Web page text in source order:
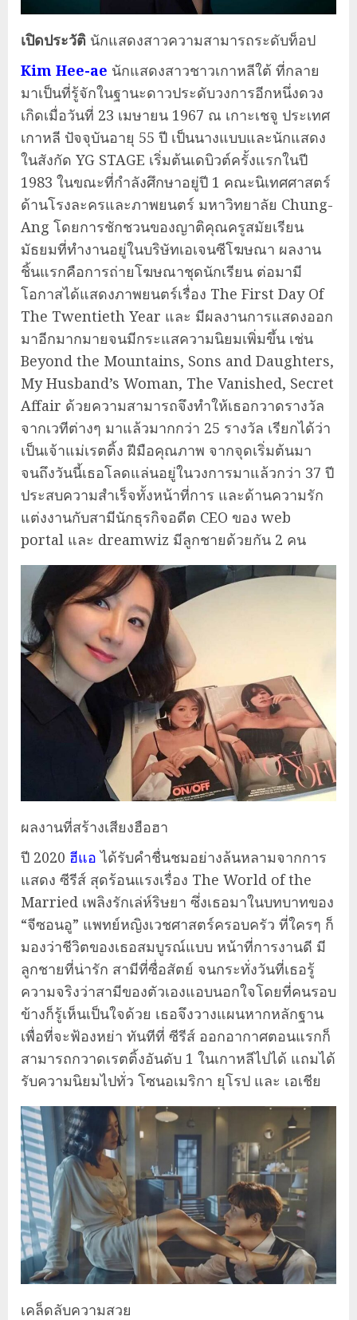
เปิดประวัติ นักแสดงสาวความสามารถระดับท็อป
Kim Hee-ae นักแสดงสาวชาวเกาหลีใต้ ที่กลาย
มาเป็นที่รู้จักในฐานะดาวประดับวงการอีกหนึ่งดวง
เกิดเมื่อวันที่ 23 เมษายน 1967 ณ เกาะเชจู ประเทศ
เกาหลี ปัจจุบันอายุ 55 ปี เป็นนางแบบและนักแสดง
ในสังกัด YG STAGE เริ่มต้นเดบิวต์ครั้งแรกในปี
1983 ในขณะที่กำลังศึกษาอยู่ปี 1 คณะนิเทศศาสตร์
ด้านโรงละครและภาพยนตร์ มหาวิทยาลัย Chung-
Ang โดยการชักชวนของญาติคุณครูสมัยเรียน
มัธยมที่ทำงานอยู่ในบริษัทเอเจนซีโฆษณา ผลงาน
ชิ้นแรกคือการถ่ายโฆษณาชุดนักเรียน ต่อมามี
โอกาสได้แสดงภาพยนตร์เรื่อง The First Day Of
The Twentieth Year และ มีผลงานการแสดงออก
มาอีกมากมายจนมีกระแสความนิยมเพิ่มขึ้น เช่น
Beyond the Mountains, Sons and Daughters,
My Husband’s Woman, The Vanished, Secret
Affair ด้วยความสามารถจึงทำให้เธอกวาดรางวัล
จากเวทีต่างๆ มาแล้วมากกว่า 25 รางวัล เรียกได้ว่า
เป็นเจ้าแม่เรตติ้ง ฝีมือคุณภาพ จากจุดเริ่มต้นมา
จนถึงวันนี้เธอโลดแล่นอยู่ในวงการมาแล้วกว่า 37 ปี
ประสบความสำเร็จทั้งหน้าที่การ และด้านความรัก
แต่งงานกับสามีนักธุรกิจอดีต CEO ของ web
portal และ dreamwiz มีลูกชายด้วยกัน 2 คน
ผลงานที่สร้างเสียงฮือฮา
ปี 2020 ฮีแอ ได้รับคำชื่นชมอย่างล้นหลามจากการ
แสดง ซีรีส์ สุดร้อนแรงเรื่อง The World of the
Married เพลิงรักเล่ห์ริษยา ซึ่งเธอมาในบทบาทของ
“จีซอนอู” แพทย์หญิงเวชศาสตร์ครอบครัว ที่ใครๆ ก็
มองว่าชีวิตของเธอสมบูรณ์แบบ หน้าที่การงานดี มี
ลูกชายที่น่ารัก สามีที่ซื่อสัตย์ จนกระทั่งวันที่เธอรู้
ความจริงว่าสามีของตัวเองแอบนอกใจโดยที่คนรอบ
ข้างก็รู้เห็นเป็นใจด้วย เธอจึงวางแผนหากหลักฐาน
เพื่อที่จะฟ้องหย่า ทันทีที่ ซีรีส์ ออกอากาศตอนแรกก็
สามารถกวาดเรตติ้งอันดับ 1 ในเกาหลีไปได้ แถมได้
รับความนิยมไปทั่ว โซนอเมริกา ยุโรป และ เอเชีย
เคล็ดลับความสวย